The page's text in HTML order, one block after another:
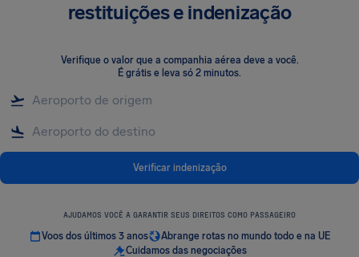
restituições e indenização
Verifique o valor que a companhia aérea deve a você.
É grátis e leva só 2 minutos.
Verificar indenização
AJUDAMOS VOCÊ A GARANTIR SEUS DIREITOS COMO PASSAGEIRO
Voos dos últimos 3 anos
Abrange rotas no mundo todo e na UE
Cuidamos das negociações